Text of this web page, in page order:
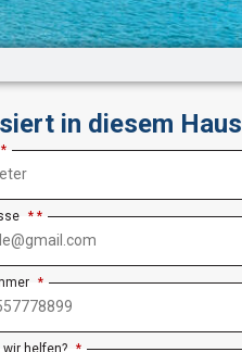
in diesem Haus
*
*
helfen? *